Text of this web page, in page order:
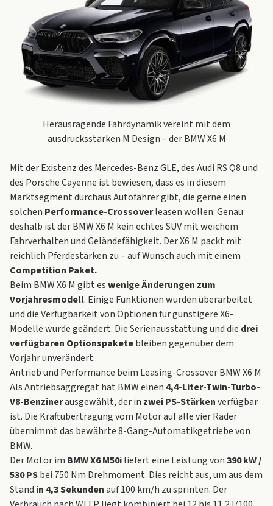
Herausragende Fahrdynamik vereint mit dem
ausdrucksstarken M Design – der BMW X6 M
Mit der Existenz des Mercedes-Benz GLE, desAudi RS Q8und
des Porsche Cayenne ist bewiesen, dass es in diesem
Marktsegment durchaus Autofahrer gibt, die gerne einen
solchen Performance-Crossoverleasen wollen. Genau
deshalb ist der BMW X6 M kein echtes SUV mit weichem
Fahrverhalten und Geländefähigkeit. Der X6 M packt mit
reichlich Pferdestärken zu – auf Wunsch auch mit einem
Competition Paket.
Beim BMW X6 M gibt eswenige Änderungen zum
Vorjahresmodell. Einige Funktionen wurden überarbeitet
und die Verfügbarkeit von Optionen für günstigere X6-
Modelle wurde geändert. Die Serienausstattung und die drei
verfügbaren Optionspaketebleiben gegenüber dem
Vorjahr unverändert.
Antrieb und Performance beim Leasing-Crossover BMW X6 M
Als Antriebsaggregat hat BMW einen4,4-Liter-Twin-Turbo-
V8-Benzinerausgewählt, der in zwei PS-Stärkenverfügbar
ist. Die Kraftübertragung vom Motor auf alle vier Räder
übernimmt das bewährte 8-Gang-Automatikgetriebe von
BMW.
Der Motor im BMW X6 M50iliefert eine Leistung von390 kW /
530 PSbei 750 Nm Drehmoment. Dies reicht aus, um aus dem
Stand in 4,3 Sekundenauf 100 km/h zu sprinten. Der